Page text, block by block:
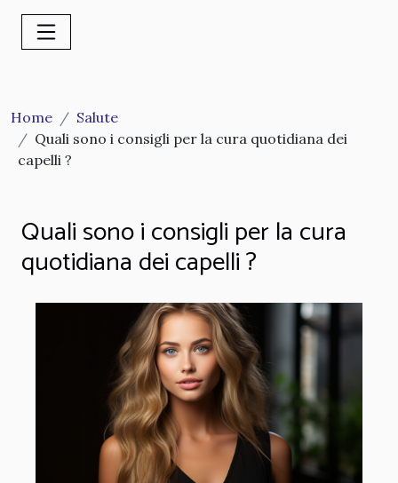
Home
Salute
Quali sono i consigli per la cura quotidiana dei
capelli ?
Quali sono i consigli per la cura
quotidiana dei capelli ?